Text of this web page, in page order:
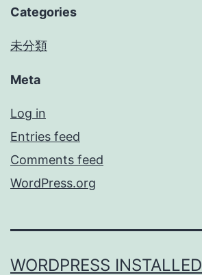
Categories
未分類
Meta
Log in
Entries feed
Comments feed
WordPress.org
WORDPRESS INSTALLED